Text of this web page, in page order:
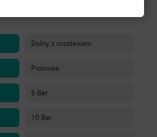
Dolny z rozstawem
Pionowa
6 Bar
10 Bar